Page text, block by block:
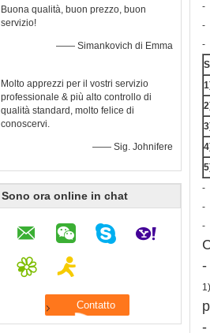
Buona qualità, buon prezzo, buon
servizio!
—— Simankovich di Emma
Molto apprezzi per il vostri servizio
professionale & più alto controllo di
qualità standard, molto felice di
conoscervi.
—— Sig. Johnifere
Sono ora online in chat
-
-
-
-
-
-
-
-